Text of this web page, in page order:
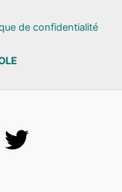
de confidentialité